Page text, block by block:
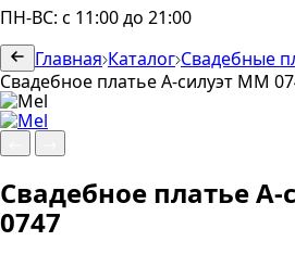
ПН-ВС: с 11:00 до 21:00
Главная Каталог Свадебные
Свадебное платье А-силуэт ММ
Свадебное платье
0747